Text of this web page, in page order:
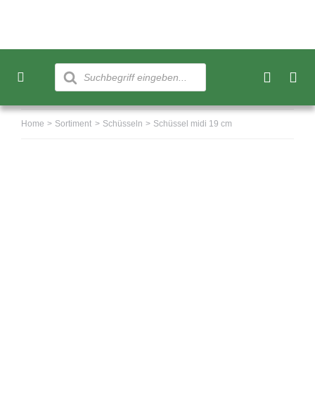
content
Products
search
Toggle
Neu
Home Sortiment Schüsseln Schüssel midi 19 cm